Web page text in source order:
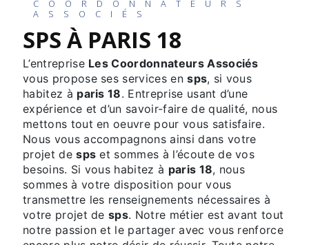
COORDONNATEURS
ASSOCIÉS
SPS À PARIS 18
L’entreprise Les Coordonnateurs Associés
vous propose ses services ensps, si vous
habitez à paris 18. Entreprise usant d’une
expérience et d’un savoir-faire de qualité, nous
mettons tout en oeuvre pour vous satisfaire.
Nous vous accompagnons ainsi dans votre
projet desps et sommes à l’écoute de vos
besoins. Si vous habitez à paris 18, nous
sommes à votre disposition pour vous
transmettre les renseignements nécessaires à
votre projet desps. Notre métier est avant tout
notre passion et le partager avec vous renforce